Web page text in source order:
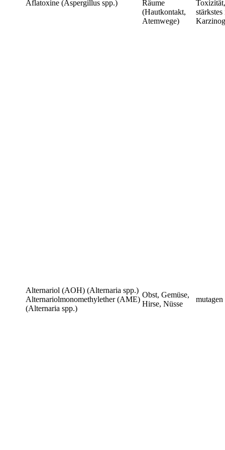
Aflatoxine (Aspergillus spp.)
Räume
(Hautkontakt,
Atemwege)
Alternariol (AOH) (Alternaria spp.)
Alternariolmonomethylether (AME)
(Alternaria spp.)
Obst, Gemüse,
Hirse, Nüsse
mutagen